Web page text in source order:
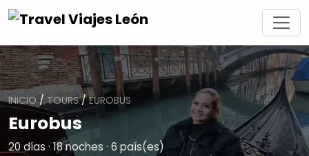
INICIO/TOURS/EUROBUS
Eurobus
20 días · 18 noches · 6 país(es)